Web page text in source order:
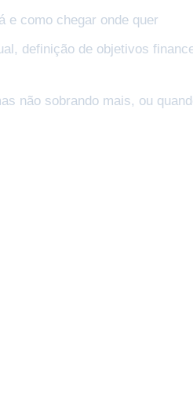
e como chegar onde quer
definição de objetivos
não sobrando mais, ou